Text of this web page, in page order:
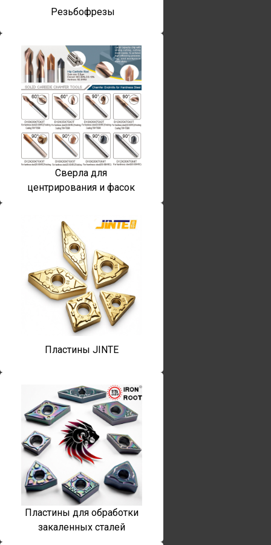
Резьбофрезы
Сверла для
центрирования и фасок
Пластины JINTE
Пластины для обработки
закаленных сталей